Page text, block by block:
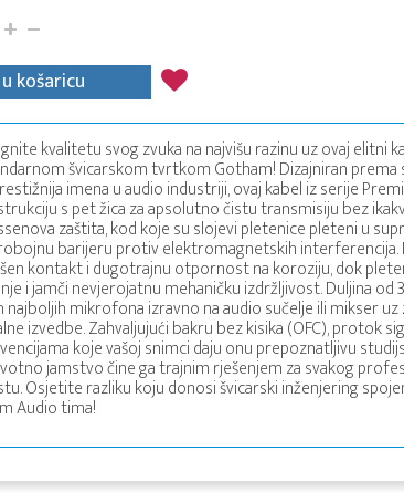
košaricu
kvalitetu svog zvuka na najvišu razinu uz ovaj elitni
švicarskom tvrtkom Gotham! Dizajniran
imena u audio industriji, ovaj kabel iz serije
s pet žica za apsolutno čistu transmisiju bez
zaštita, kod koje su slojevi pletenice pleteni u
barijeru protiv elektromagnetskih interferencija.
kontakt i dugotrajnu otpornost na koroziju, dok
i jamči nevjerojatnu mehaničku izdržljivost. Duljina od
najboljih mikrofona izravno na audio sučelje ili mikser
izvedbe. Zahvaljujući bakru bez kisika (OFC), protok
koje vašoj snimci daju onu prepoznatljivu
jamstvo čine ga trajnim rješenjem za svakog
Osjetite razliku koju donosi švicarski inženjering
Audio tima!